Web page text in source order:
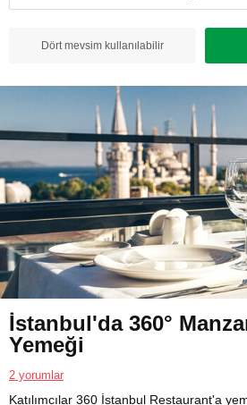
Dört mevsim kullanılabilir
İstanbul'da 360°
Yemeği
2 yorumlar
Katılımcılar 360 İstanbul Restaurant'a